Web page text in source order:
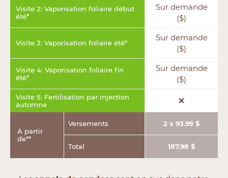
Visite 2: Vaporisation foliaire début
été*
Sur demande
($)
Visite 3: Vaporisation foliaire été*
Sur demande
($)
Visite 4: Vaporisation foliaire fin
été*
Sur demande
($)
Visite 5: Fertilisation par injection
automne
À partir
de**
Versements
Total
2 x 93.99 $
187.98 $